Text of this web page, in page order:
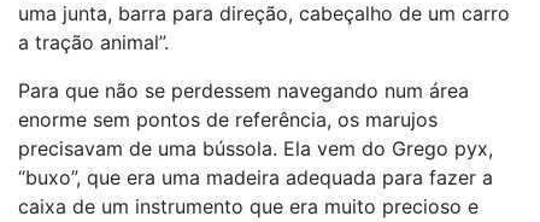
uma junta, barra para direção, cabeçalho de um carro
a tração animal”.
Para que não se perdessem navegando num área
enorme sem pontos de referência, os marujos
precisavam de uma bússola. Ela vem do Grego pyx,
“buxo”, que era uma madeira adequada para fazer a
caixa de um instrumento que era muito precioso e